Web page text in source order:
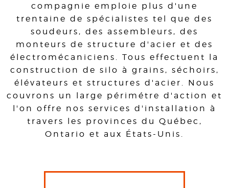
compagnie emploie plus d'une
trentaine de spécialistes tel que des
soudeurs, des assembleurs, des
monteurs de structure d'acier et des
électromécaniciens. Tous effectuent la
construction de silo à grains, séchoirs,
élévateurs et structures d'acier. Nous
couvrons un large périmétre d'action et
l'on offre nos services d'installation à
travers les provinces du Québec,
Ontario et aux États-Unis.